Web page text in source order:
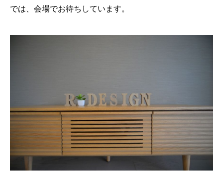
では、会場でお待ちしています。